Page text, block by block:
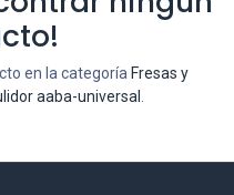
en la categoría Fresas y
aaba-universal